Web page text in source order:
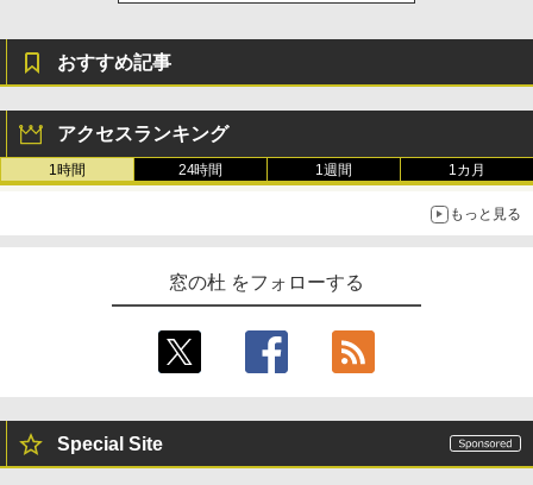
おすすめ記事
アクセスランキング
1時間 24時間 1週間 1カ月
もっと見る
窓の杜 をフォローする
Special Site